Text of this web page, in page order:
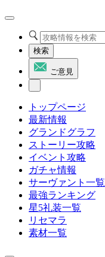
検索
ご意見
トップページ
最新情報
グランドグラフ
ストーリー攻略
イベント攻略
ガチャ情報
サーヴァント一覧
最強ランキング
星5礼装一覧
リセマラ
素材一覧